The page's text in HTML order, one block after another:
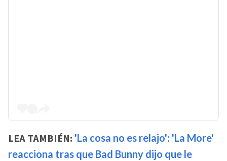
LEA TAMBIÉN: 'La cosa no es relajo': 'La More'
reacciona tras que Bad Bunny dijo que le